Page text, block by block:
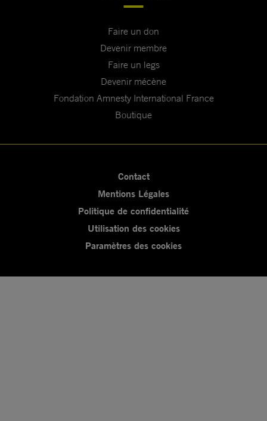
Faire un don
Devenir membre
Faire un legs
Devenir mécène
Fondation Amnesty International France
Boutique
Contact
Mentions Légales
Politique de confidentialité
Utilisation des cookies
Paramètres des cookies